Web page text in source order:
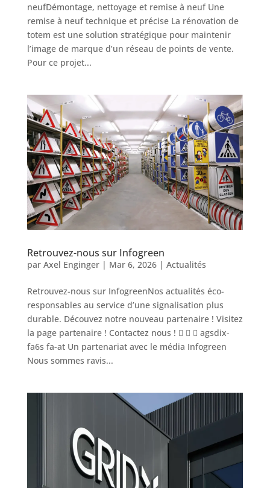
neufDémontage, nettoyage et remise à neuf Une
remise à neuf technique et précise La rénovation de
totem est une solution stratégique pour maintenir
l’image de marque d’un réseau de points de vente.
Pour ce projet...
Retrouvez-nous sur Infogreen
par Axel Enginger| Mar 6, 2026| Actualités
Retrouvez-nous sur InfogreenNos actualités éco-
responsables au service d’une signalisation plus
durable. Découvez notre nouveau partenaire ! Visitez
la page partenaire ! Contactez nous !    agsdix-
fa6s fa-at Un partenariat avec le média Infogreen
Nous sommes ravis...